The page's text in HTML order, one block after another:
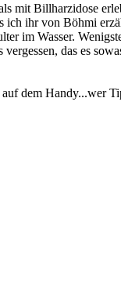
mit Billharzidose
ihr von Böhmi
im Wasser.
das es
dem Handy...wer